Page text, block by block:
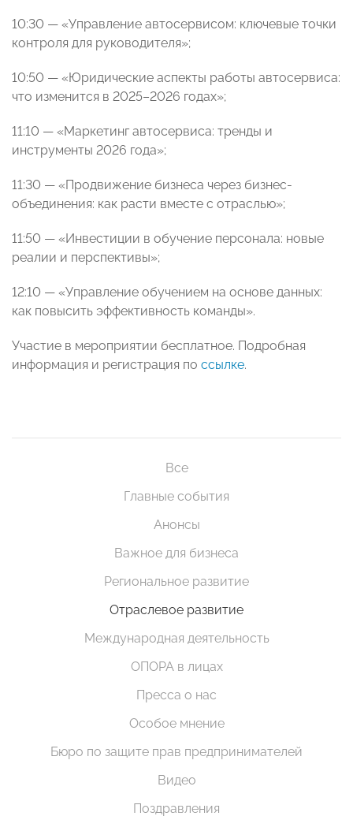
10:30 — «Управление автосервисом: ключевые точки
контроля для руководителя»;
10:50 — «Юридические аспекты работы автосервиса:
что изменится в 2025–2026 годах»;
11:10 — «Маркетинг автосервиса: тренды и
инструменты 2026 года»;
11:30 — «Продвижение бизнеса через бизнес-
объединения: как расти вместе с отраслью»;
11:50 — «Инвестиции в обучение персонала: новые
реалии и перспективы»;
12:10 — «Управление обучением на основе данных:
как повысить эффективность команды».
Участие в мероприятии бесплатное. Подробная
информация и регистрация по ссылке.
Все
Главные события
Анонсы
Важное для бизнеса
Региональное развитие
Отраслевое развитие
Международная деятельность
ОПОРА в лицах
Пресса о нас
Особое мнение
Бюро по защите прав предпринимателей
Видео
Поздравления